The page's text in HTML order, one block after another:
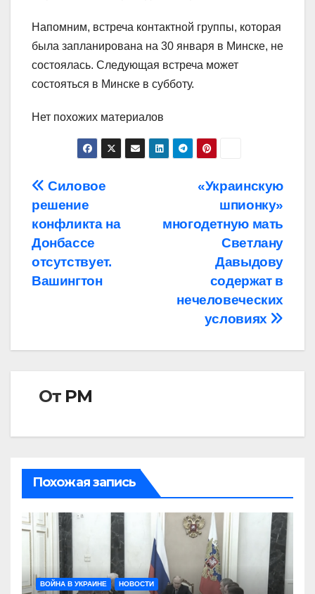
Напомним, встреча контактной группы, которая
была запланирована на 30 января в Минске, не
состоялась. Следующая встреча может
состояться в Минске в субботу.
Нет похожих материалов
Навигация
по
записям
«Украинскую
шпионку»
многодетную мать
Светлану
Давыдову
содержат в
нечеловеческих
условиях
Силовое
решение
конфликта на
Донбассе
отсутствует.
Вашингтон
От РМ
Похожая запись
ВОЙНА В УКРАИНЕ НОВОСТИ